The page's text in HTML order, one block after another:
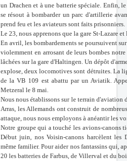
un Drachen et à une batterie spéciale. Enfin,
se résout à bombarder un parc d'artillerie
prend feu et les aviateurs sont faits prisonniers.
Le 23, nous apprenons que la gare St-Lazare
En avril, les bombardements se poursuivent
violemment en arrosant de leurs bombes
lâchées sur la gare d'Haltingen. Un dépôt
explose, deux locomotives sont détruites. La
de la VB 109 est abattu par un Aviatik.
Metzeral le 8 mai.
Nous nous établissons sur le terrain d'aviation
Arras, les Allemands ont construit de
attaque, nous nous employons à anéantir les
Notre groupe qui a touché les avions-canons
Début juin, nos Voisin-canons harcèlent les
même familier. Pour aider nos fantassins qui,
20 les batteries de Farbus, de Villerval et du